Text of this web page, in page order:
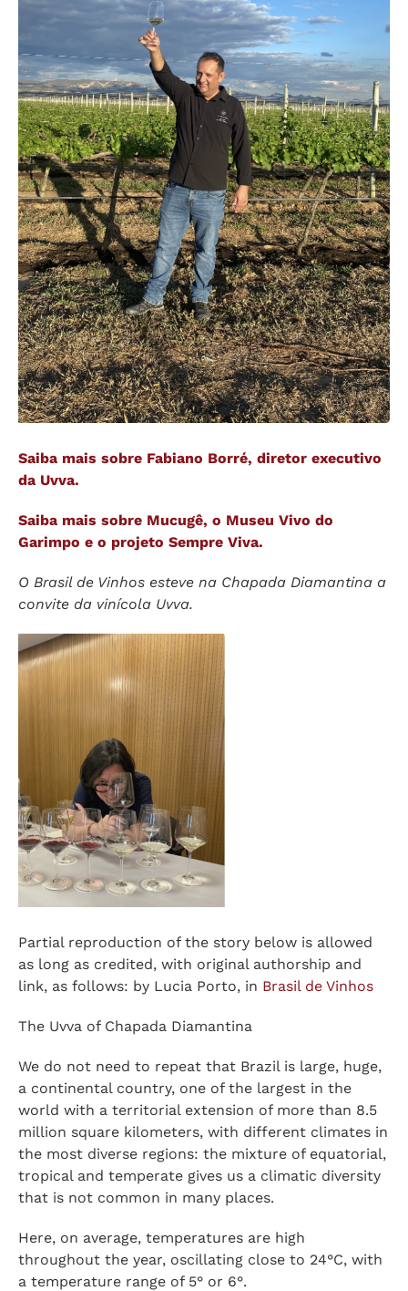
Saiba mais sobre Fabiano Borré, diretor executivo
da Uvva.
Saiba mais sobre Mucugê, o Museu Vivo do
Garimpo e o projeto Sempre Viva.
O Brasil de Vinhos esteve na Chapada Diamantina a
convite da vinícola Uvva.
Partial reproduction of the story below is allowed
as long as credited, with original authorship and
link, as follows: by Lucia Porto, in Brasil de Vinhos
The Uvva of Chapada Diamantina
We do not need to repeat that Brazil is large, huge,
a continental country, one of the largest in the
world with a territorial extension of more than 8.5
million square kilometers, with different climates in
the most diverse regions: the mixture of equatorial,
tropical and temperate gives us a climatic diversity
that is not common in many places.
Here, on average, temperatures are high
throughout the year, oscillating close to 24°C, with
a temperature range of 5° or 6°.